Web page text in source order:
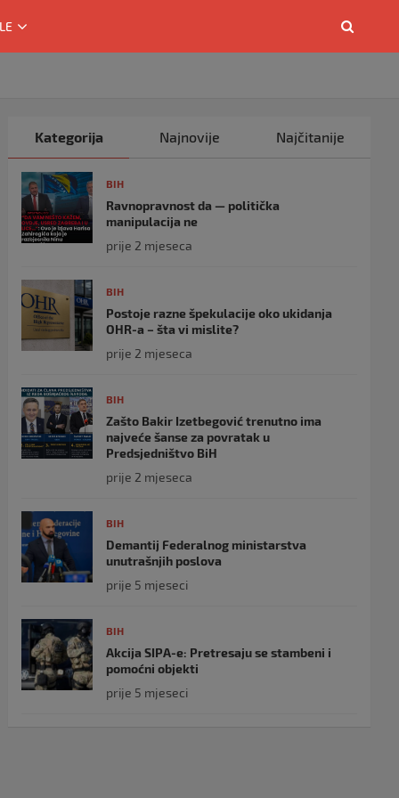
Kategorija Najnovije Najčitanije
BIH
Ravnopravnost da — politička
manipulacija ne
prije 2 mjeseca
BIH
Postoje razne špekulacije oko ukidanja
OHR-a – šta vi mislite?
prije 2 mjeseca
BIH
Zašto Bakir Izetbegović trenutno ima
najveće šanse za povratak u
Predsjedništvo BiH
prije 2 mjeseca
BIH
Demantij Federalnog ministarstva
unutrašnjih poslova
prije 5 mjeseci
BIH
Akcija SIPA-e: Pretresaju se stambeni i
pomoćni objekti
prije 5 mjeseci